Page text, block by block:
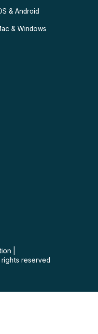
& Android
& Windows
rights reserved